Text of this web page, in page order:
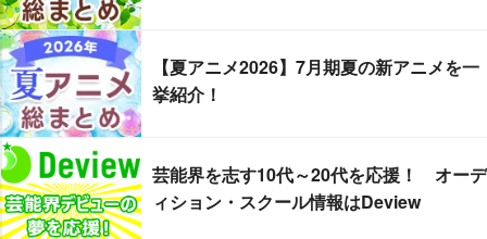
【夏アニメ2026】7月期夏の新アニメを一
挙紹介！
芸能界を志す10代～20代を応援！ オーデ
ィション・スクール情報はDeview